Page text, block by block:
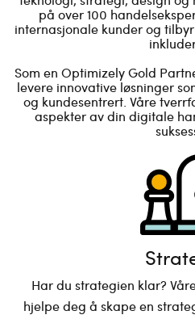
på over 100
internasjonale kunder og
Som en Optimizely Gold
levere innovative løsninger
og kundesentrert. Våre
aspekter av din digitale
Har du strategien klar?
hjelpe deg å skape en